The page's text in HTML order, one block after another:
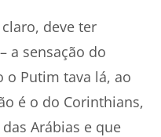
deve ter
a sensação do
Putim tava lá, ao
é o do Corinthians,
Arábias e que